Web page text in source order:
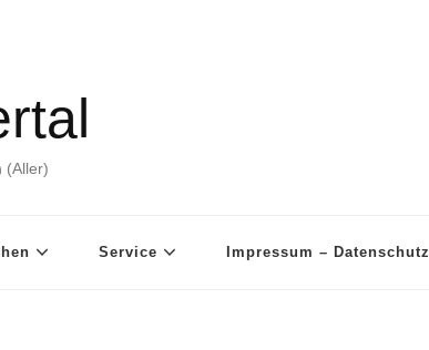
(Aller)
Service Impressum – Datenschutz